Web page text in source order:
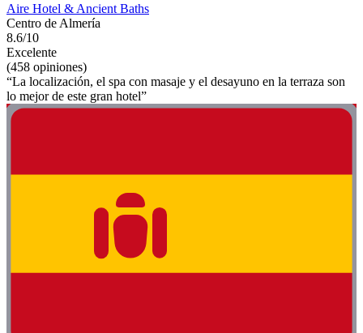
Aire Hotel & Ancient Baths
Centro de Almería
8.6/10
Excelente
(458 opiniones)
“La localización, el spa con masaje y el desayuno en la terraza son
lo mejor de este gran hotel”